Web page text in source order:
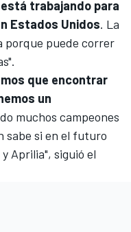
trabajando para
Estados Unidos. La
porque puede correr
que encontrar
un
muchos campeones
sabe si en el futuro
Aprilia", siguió el